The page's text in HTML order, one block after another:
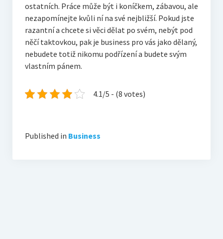
ostatních. Práce může být i koníčkem, zábavou, ale
nezapomínejte kvůli ní na své nejbližší. Pokud jste
razantní a chcete si věci dělat po svém, nebýt pod
něčí taktovkou, pak je business pro vás jako dělaný,
nebudete totiž nikomu podřízení a budete svým
vlastním pánem.
4.1/5 - (8 votes)
Published in Business